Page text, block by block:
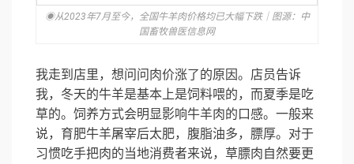
◉从2023年7月至今，全国牛羊肉价格均已大幅下跌｜图源：中
国畜牧兽医信息网
我走到店里，想问问肉价涨了的原因。店员告诉
我，冬天的牛羊是基本上是饲料喂的，而夏季是吃
草的。饲养方式会明显影响牛羊肉的口感。一般来
说，育肥牛羊屠宰后太肥，腹脂油多，膘厚。对于
习惯吃手把肉的当地消费者来说，草膘肉自然要更